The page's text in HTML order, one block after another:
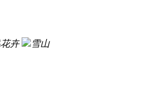
花卉
雪山